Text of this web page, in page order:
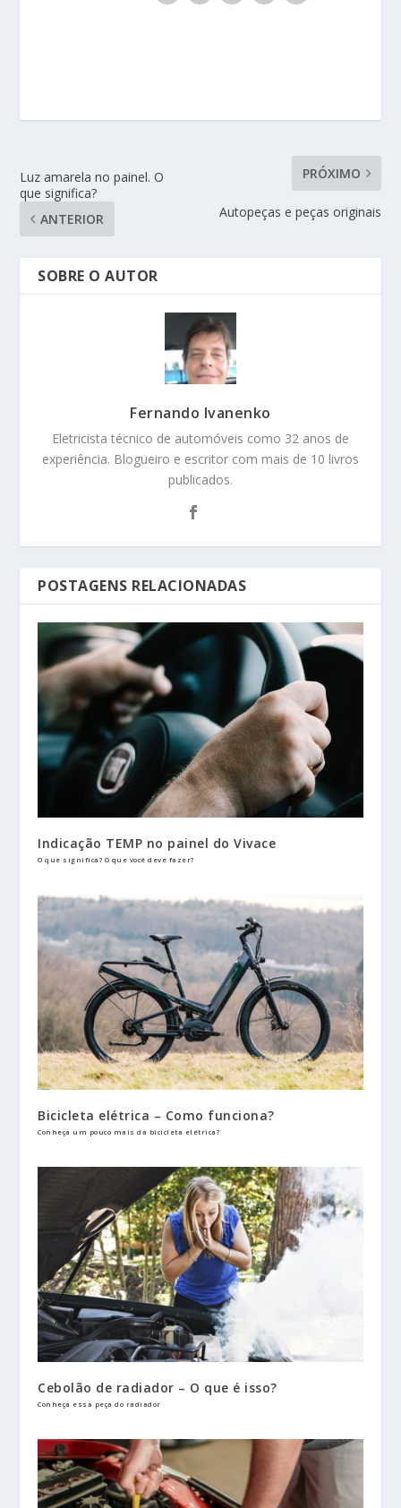
Luz amarela no painel. O
que significa?
ANTERIOR
PRÓXIMO
Autopeças e peças originais
SOBRE O AUTOR
Fernando Ivanenko
Eletricista técnico de automóveis como 32 anos de
experiência. Blogueiro e escritor com mais de 10 livros
publicados.
POSTAGENS RELACIONADAS
Indicação TEMP no painel do Vivace
O que significa? O que você deve fazer?
Bicicleta elétrica – Como funciona?
Conheça um pouco mais da bicicleta elétrica?
Cebolão de radiador – O que é isso?
Conheça essa peça do radiador